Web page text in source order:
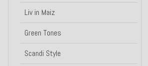
Liv in Maiz
Green Tones
Scandi Style